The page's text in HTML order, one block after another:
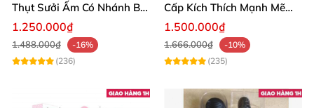
Thụt Sưởi Ấm Có Nhánh Bú
Mút
1.250.000₫
1.488.000₫
-16%
(236)
Cấp Kích Thích Mạnh Mẽ
Hàng Chính Hãng
1.500.000₫
1.666.000₫
-10%
(235)